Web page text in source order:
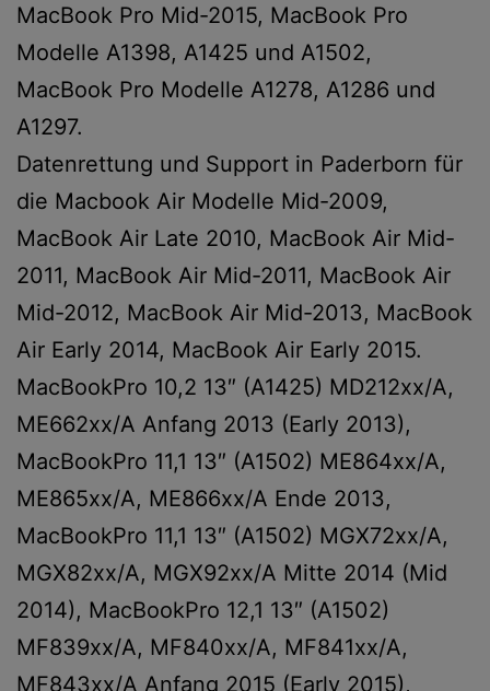
MacBook Pro Mid-2015, MacBook Pro
Modelle A1398, A1425 und A1502,
MacBook Pro Modelle A1278, A1286 und
A1297.
Datenrettung und Support in Paderborn für
die Macbook Air Modelle Mid-2009,
MacBook Air Late 2010, MacBook Air Mid-
2011, MacBook Air Mid-2011, MacBook Air
Mid-2012, MacBook Air Mid-2013, MacBook
Air Early 2014, MacBook Air Early 2015.
MacBookPro 10,2 13″ (A1425) MD212xx/A,
ME662xx/A Anfang 2013 (Early 2013),
MacBookPro 11,1 13″ (A1502) ME864xx/A,
ME865xx/A, ME866xx/A Ende 2013,
MacBookPro 11,1 13″ (A1502) MGX72xx/A,
MGX82xx/A, MGX92xx/A Mitte 2014 (Mid
2014), MacBookPro 12,1 13″ (A1502)
MF839xx/A, MF840xx/A, MF841xx/A,
MF843xx/A Anfang 2015 (Early 2015),